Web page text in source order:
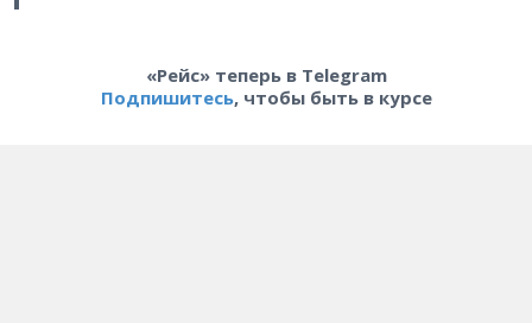
«Рейс» теперь в Telegram
Подпишитесь, чтобы быть в курсе